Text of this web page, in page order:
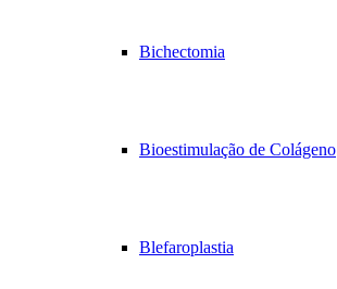
Bichectomia
Bioestimulação de Colágeno
Blefaroplastia